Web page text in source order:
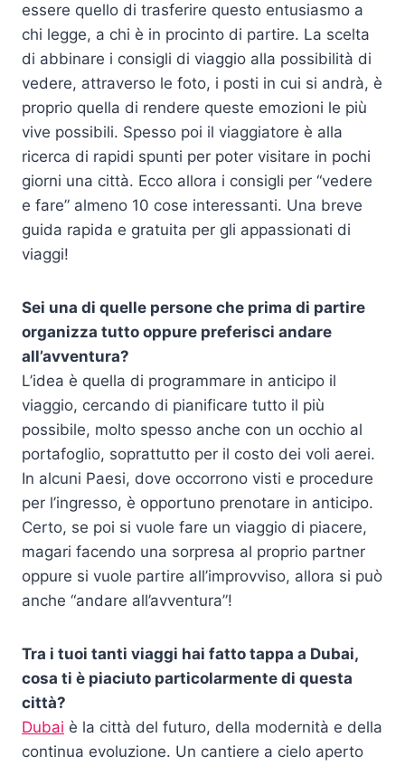
essere quello di trasferire questo entusiasmo a
chi legge, a chi è in procinto di partire. La scelta
di abbinare i consigli di viaggio alla possibilità di
vedere, attraverso le foto, i posti in cui si andrà, è
proprio quella di rendere queste emozioni le più
vive possibili. Spesso poi il viaggiatore è alla
ricerca di rapidi spunti per poter visitare in pochi
giorni una città. Ecco allora i consigli per “vedere
e fare” almeno 10 cose interessanti. Una breve
guida rapida e gratuita per gli appassionati di
viaggi!
Sei una di quelle persone che prima di partire
organizza tutto oppure preferisci andare
all’avventura?
L’idea è quella di programmare in anticipo il
viaggio, cercando di pianificare tutto il più
possibile, molto spesso anche con un occhio al
portafoglio, soprattutto per il costo dei voli aerei.
In alcuni Paesi, dove occorrono visti e procedure
per l’ingresso, è opportuno prenotare in anticipo.
Certo, se poi si vuole fare un viaggio di piacere,
magari facendo una sorpresa al proprio partner
oppure si vuole partire all’improvviso, allora si può
anche “andare all’avventura”!
Tra i tuoi tanti viaggi hai fatto tappa a Dubai,
cosa ti è piaciuto particolarmente di questa
città?
Dubai è la città del futuro, della modernità e della
continua evoluzione. Un cantiere a cielo aperto